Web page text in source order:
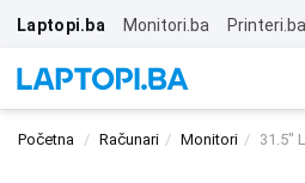
Laptopi.ba Monitori.ba Printeri.ba
Početna Računari Monitori 31.5"